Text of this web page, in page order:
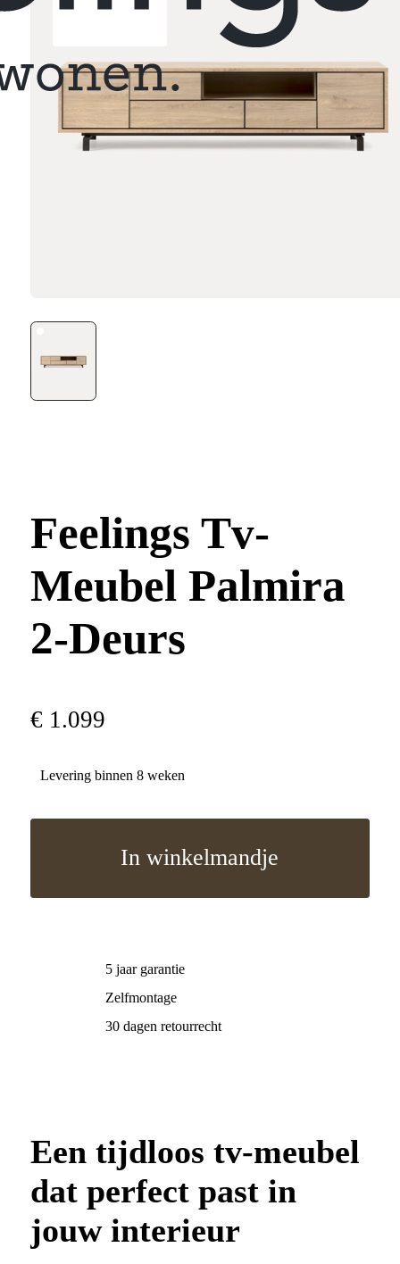
Feelings Tv-
Meubel Palmira
2-Deurs
€ 1 .099
Levering binnen 8 weken
In winkelmandje
5 jaar garantie
Zelfmontage
30 dagen retourrecht
Een tijdloos tv-meubel
dat perfect past in
jouw interieur